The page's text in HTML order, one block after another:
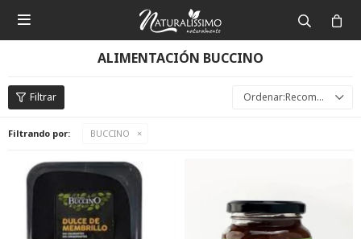

ALIMENTACIÓN BUCCINO
Recomendados
Filtrando por: BUCCINO